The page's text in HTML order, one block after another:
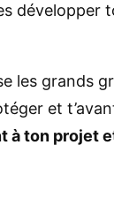
développer
les grands
et
à ton projet